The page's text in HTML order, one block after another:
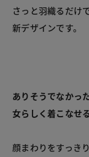
さっと羽織るだけ
新デザインです。
ありそうでなかっ
女らしく着こなせ
顔まわりをすっき